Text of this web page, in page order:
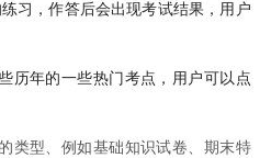
习，作答后会出现考试结果，用户
历年的一些热门考点，用户可以点
类型、例如基础知识试卷、期末特